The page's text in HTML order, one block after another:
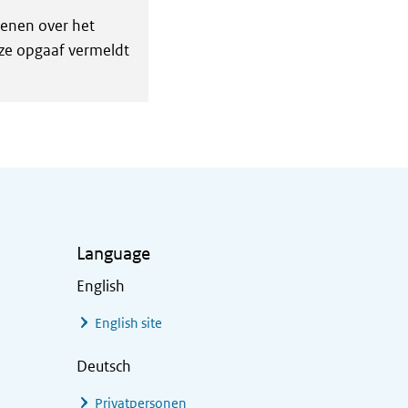
over het
opgaaf vermeldt
Language
English
English site
Deutsch
Privatpersonen